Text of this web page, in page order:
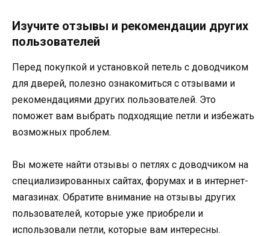
Изучите отзывы и рекомендации других
пользователей
Перед покупкой и установкой петель с доводчиком
для дверей, полезно ознакомиться с отзывами и
рекомендациями других пользователей. Это
поможет вам выбрать подходящие петли и избежать
возможных проблем.
Вы можете найти отзывы о петлях с доводчиком на
специализированных сайтах, форумах и в интернет-
магазинах. Обратите внимание на отзывы других
пользователей, которые уже приобрели и
использовали петли, которые вам интересны.